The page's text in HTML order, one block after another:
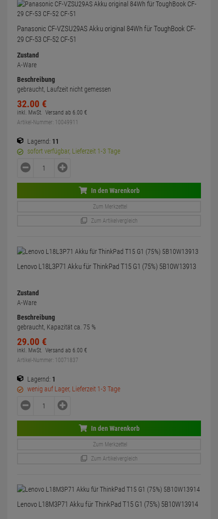
Panasonic CF-VZSU29AS Akku original 84Wh für ToughBook CF-
29 CF-53 CF-52 CF-51
Zustand
A-Ware
Beschreibung
gebraucht, Laufzeit nicht gemessen
32.00 €
inkl. MwSt. Versand ab 6.00 €
Artikel-Nummer: 10049911
Lagernd: 11
sofort verfügbar, Lieferzeit 1-3 Tage
In den Warenkorb
Zum Merkzettel
Zum Artikelvergleich
Lenovo L18L3P71 Akku für ThinkPad T15 G1 (75%) 5B10W13913
Zustand
A-Ware
Beschreibung
gebraucht, Kapazität ca. 75 %
29.00 €
inkl. MwSt. Versand ab 6.00 €
Artikel-Nummer: 10071837
Lagernd: 1
wenig auf Lager, Lieferzeit 1-3 Tage
In den Warenkorb
Zum Merkzettel
Zum Artikelvergleich
Lenovo L18M3P71 Akku für ThinkPad T15 G1 (75%) 5B10W13914